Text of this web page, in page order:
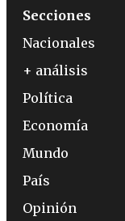
Secciones
Nacionales
+ análisis
Política
Economía
Mundo
País
Opinión